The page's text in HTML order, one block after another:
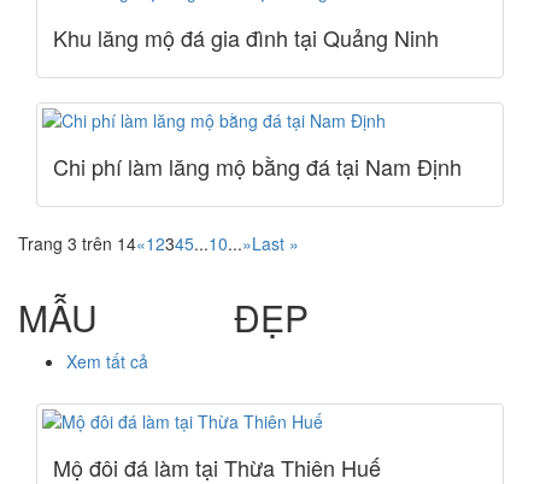
Khu lăng mộ đá gia đình tại Quảng Ninh
Chi phí làm lăng mộ bằng đá tại Nam Định
Trang 3 trên 14«12345...10...»Last »
MẪU ĐẸP
Xem tất cả
Mộ đôi đá làm tại Thừa Thiên Huế